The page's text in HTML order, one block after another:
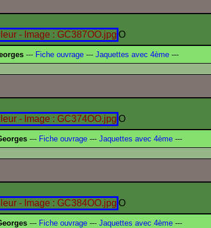
O
--- Fiche ouvrage --- Jaquettes avec 4ème ---
O
--- Fiche ouvrage --- Jaquettes avec 4ème ---
O
--- Fiche ouvrage --- Jaquettes avec 4ème ---